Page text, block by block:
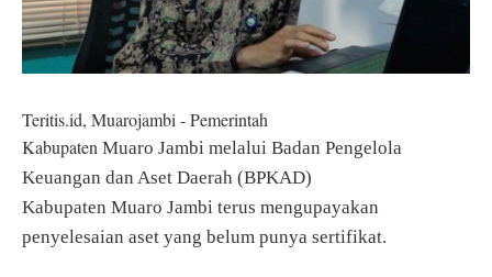
Teritis.id, Muarojambi - Pemerintah
Kabupaten Muaro Jambi melalui Badan Pengelola
Keuangan dan Aset Daerah (BPKAD)
Kabupaten Muaro Jambi terus mengupayakan
penyelesaian aset yang belum punya sertifikat.